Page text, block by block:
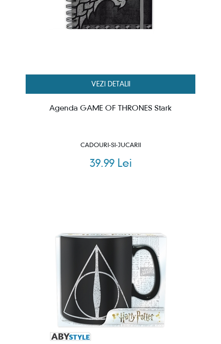
VEZI DETALII
Agenda GAME OF THRONES Stark
CADOURI-SI-JUCARII
39.99 Lei